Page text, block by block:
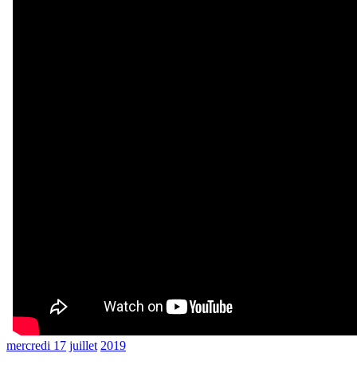
mercredi 17 juillet 2019